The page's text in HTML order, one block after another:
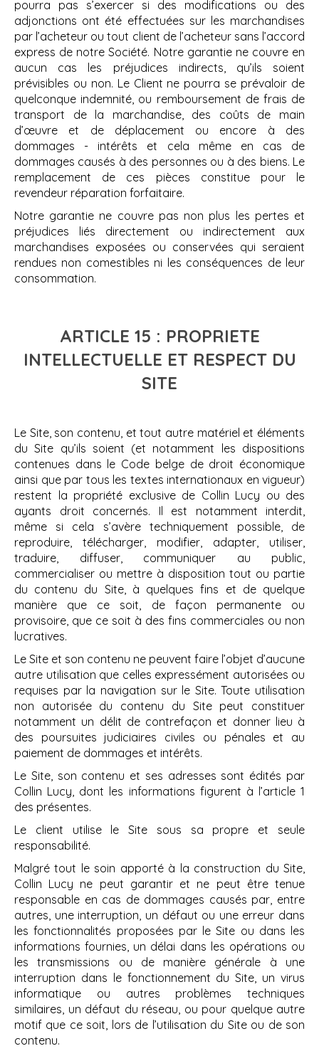
pourra pas s’exercer si des modifications ou des
adjonctions ont été effectuées sur les marchandises
par l’acheteur ou tout client de l’acheteur sans l’accord
express de notre Société. Notre garantie ne couvre en
aucun cas les préjudices indirects, qu’ils soient
prévisibles ou non. Le Client ne pourra se prévaloir de
quelconque indemnité, ou remboursement de frais de
transport de la marchandise, des coûts de main
d’œuvre et de déplacement ou encore à des
dommages - intérêts et cela même en cas de
dommages causés à des personnes ou à des biens. Le
remplacement de ces pièces constitue pour le
revendeur réparation forfaitaire.
Notre garantie ne couvre pas non plus les pertes et
préjudices liés directement ou indirectement aux
marchandises exposées ou conservées qui seraient
rendues non comestibles ni les conséquences de leur
consommation.
ARTICLE 15 : PROPRIETE
INTELLECTUELLE ET RESPECT DU
SITE
Le Site, son contenu, et tout autre matériel et éléments
du Site qu’ils soient (et notamment les dispositions
contenues dans le Code belge de droit économique
ainsi que par tous les textes internationaux en vigueur)
restent la propriété exclusive de Collin Lucy ou des
ayants droit concernés. Il est notamment interdit,
même si cela s’avère techniquement possible, de
reproduire, télécharger, modifier, adapter, utiliser,
traduire, diffuser, communiquer au public,
commercialiser ou mettre à disposition tout ou partie
du contenu du Site, à quelques fins et de quelque
manière que ce soit, de façon permanente ou
provisoire, que ce soit à des fins commerciales ou non
lucratives.
Le Site et son contenu ne peuvent faire l’objet d’aucune
autre utilisation que celles expressément autorisées ou
requises par la navigation sur le Site. Toute utilisation
non autorisée du contenu du Site peut constituer
notamment un délit de contrefaçon et donner lieu à
des poursuites judiciaires civiles ou pénales et au
paiement de dommages et intérêts.
Le Site, son contenu et ses adresses sont édités par
Collin Lucy, dont les informations figurent à l’article 1
des présentes.
Le client utilise le Site sous sa propre et seule
responsabilité.
Malgré tout le soin apporté à la construction du Site,
Collin Lucy ne peut garantir et ne peut être tenue
responsable en cas de dommages causés par, entre
autres, une interruption, un défaut ou une erreur dans
les fonctionnalités proposées par le Site ou dans les
informations fournies, un délai dans les opérations ou
les transmissions ou de manière générale à une
interruption dans le fonctionnement du Site, un virus
informatique ou autres problèmes techniques
similaires, un défaut du réseau, ou pour quelque autre
motif que ce soit, lors de l’utilisation du Site ou de son
contenu.